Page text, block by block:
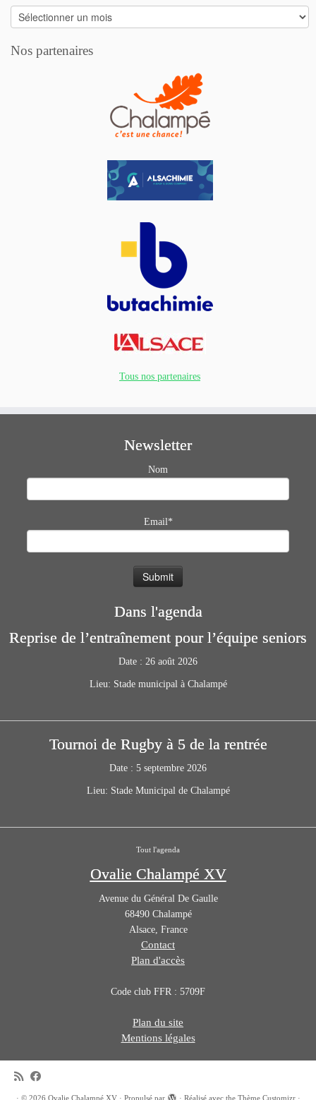
Archives
Nos partenaires
Tous nos partenaires
Newsletter
Nom
Email*
Dans l'agenda
Reprise de l’entraînement pour l’équipe seniors
Date : 26 août 2026
Lieu: Stade municipal à Chalampé
Tournoi de Rugby à 5 de la rentrée
Date : 5 septembre 2026
Lieu: Stade Municipal de Chalampé
Tout l'agenda
Ovalie Chalampé XV
Avenue du Général De Gaulle
68490 Chalampé
Alsace, France
Contact
Plan d'accès
Code club FFR : 5709F
Plan du site
Mentions légales
· © 2026 Ovalie Chalampé XV· Propulsé par · Réalisé avec the Thème Customizr·